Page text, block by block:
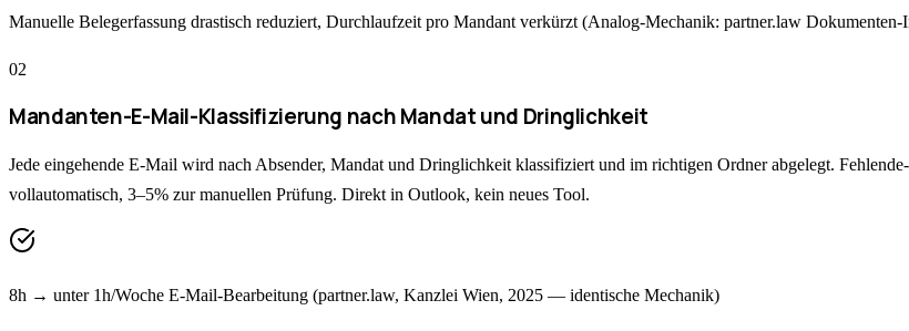
Manuelle Belegerfassung drastisch reduziert, Durchlaufzeit pro Mandant verkürzt (Analog-Mechanik: partner.law Dokumenten-
02
Mandanten-E-Mail-Klassifizierung nach Mandat und Dringlichkeit
Jede eingehende E-Mail wird nach Absender, Mandat und Dringlichkeit klassifiziert und im richtigen Ordner abgelegt.
vollautomatisch, 3–5% zur manuellen Prüfung. Direkt in Outlook, kein neues Tool.
8h → unter 1h/Woche E-Mail-Bearbeitung (partner.law, Kanzlei Wien, 2025 — identische Mechanik)